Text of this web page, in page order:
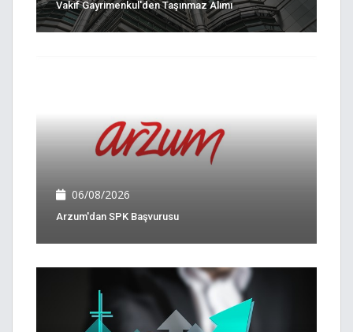
Vakıf Gayrimenkul'den Taşınmaz Alımı
06/08/2026
Arzum'dan SPK Başvurusu